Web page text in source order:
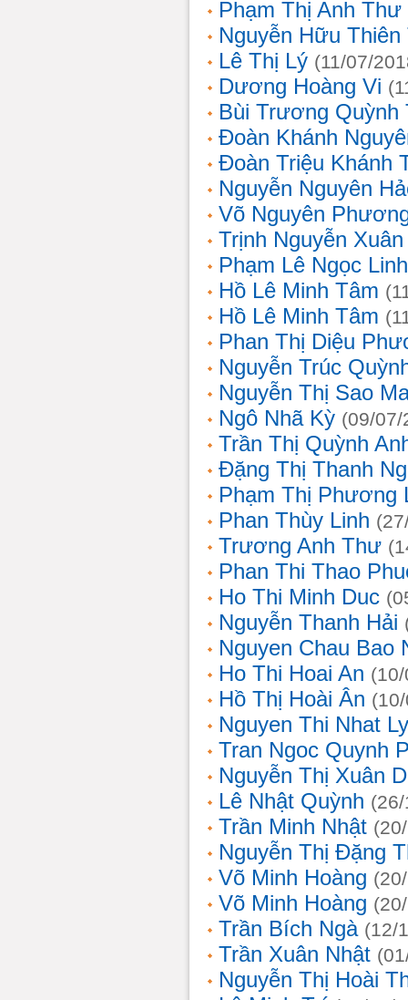
Phạm Thị Anh Thư
Nguyễn Hữu Thiên
Lê Thị Lý (11/07/
Dương Hoàng Vi
Bùi Trương Quỳnh
Đoàn Khánh
Đoàn Triệu Khánh
Nguyễn Nguyên
Võ Nguyên
Trịnh Nguyễn
Phạm Lê Ngọc Linh
Hồ Lê Minh Tâm
Hồ Lê Minh Tâm
Phan Thị Diệu
Nguyễn Trúc
Nguyễn Thị Sao
Ngô Nhã Kỳ (09/07/
Trần Thị Quỳnh
Đặng Thị Thanh
Phạm Thị Phương
Phan Thùy Linh
Trương Anh Thư
Phan Thi Thao
Ho Thi Minh Duc
Nguyễn Thanh Hải
Nguyen Chau Bao
Ho Thi Hoai An
Hồ Thị Hoài Ân
Nguyen Thi Nhat Ly
Tran Ngoc Quynh
Nguyễn Thị Xuân
Lê Nhật Quỳnh
Trần Minh Nhật
Nguyễn Thị Đặng
Võ Minh Hoàng
Võ Minh Hoàng
Trần Bích Ngà (12/
Trần Xuân Nhật
Nguyễn Thị Hoài